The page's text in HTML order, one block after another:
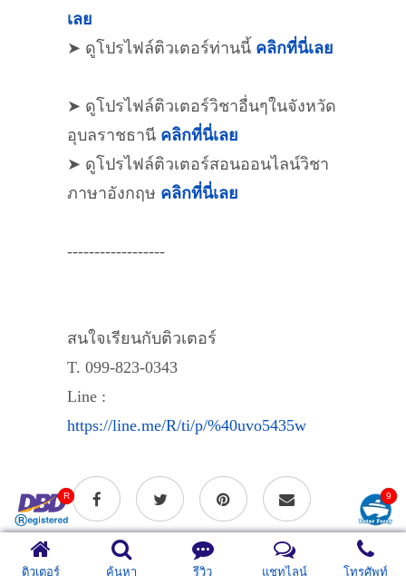
เลย
➤ ดูโปรไฟล์ติวเตอร์ท่านนี้ คลิกที่นี่เลย
➤ ดูโปรไฟล์ติวเตอร์วิชาอื่นๆในจังหวัด
อุบลราชธานี คลิกที่นี่เลย
➤ ดูโปรไฟล์ติวเตอร์สอนออนไลน์วิชา
ภาษาอังกฤษ คลิกที่นี่เลย
------------------
สนใจเรียนกับติวเตอร์
T. 099-823-0343
Line :
https://line.me/R/ti/p/%40uvo5435w
05 กันยายน จ.อุบล ,เรียนวิขา
ติวเตอร์ ค้นหา รีวิว แชทไลน์ โทรศัพท์